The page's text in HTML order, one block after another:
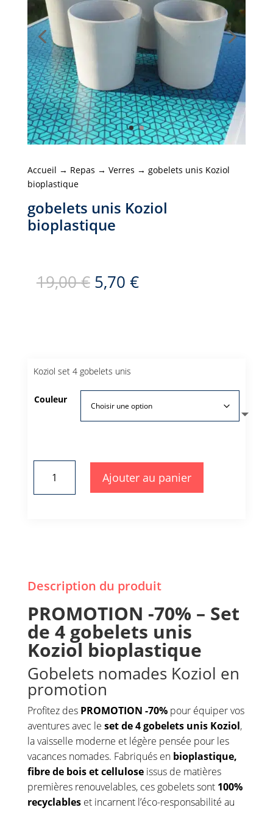
Accueil → Repas → Verres → gobelets unis Koziol
bioplastique
gobelets unis Koziol
bioplastique
19,00€ Le
prix
initial
5,70 €Le
prix
actuel
Koziol set 4 gobelets unis
Couleur
gobelets
Ajouter au panier
Description du produit
PROMOTION -70% – Set
de 4 gobelets unis
Koziol bioplastique
Gobelets nomades Koziol en
promotion
Profitez des PROMOTION -70%pour équiper vos
aventures avec le set de 4 gobelets unis Koziol,
la vaisselle moderne et légère pensée pour les
vacances nomades. Fabriqués en bioplastique,
fibre de bois et celluloseissus de matières
premières renouvelables, ces gobelets sont 100%
recyclableset incarnent l’éco-responsabilité au